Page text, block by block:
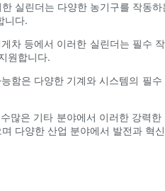
실린더는 다양한 농기구를 작동하
니다.
차 등에서 이러한 실린더는 필수
원합니다.
함은 다양한 기계와 시스템의 필
많은 기타 분야에서 이러한 강력한
다양한 산업 분야에서 발전과 혁